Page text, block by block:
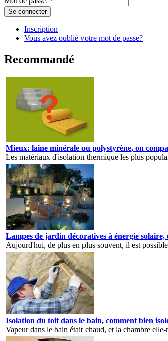
Inscription
Vous avez oublié votre mot de passe?
Recommandé
Mieux: laine minérale ou polystyrène, on
Les matériaux d'isolation thermique les plus
Lampes de jardin décoratives à énergie
Aujourd'hui, de plus en plus souvent, il est
Isolation du toit dans le bain, comment bien
Vapeur dans le bain était chaud, et la chambre